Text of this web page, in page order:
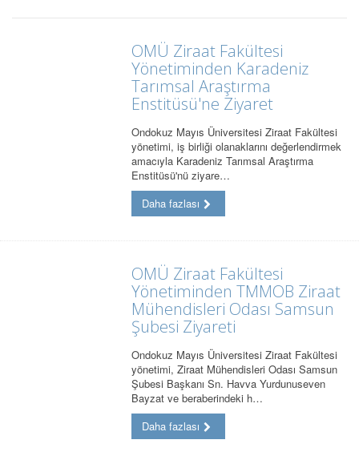
OMÜ Ziraat Fakültesi
Yönetiminden Karadeniz
Tarımsal Araştırma
Enstitüsü'ne Ziyaret
Ondokuz Mayıs Üniversitesi Ziraat Fakültesi
yönetimi, iş birliği olanaklarını değerlendirmek
amacıyla Karadeniz Tarımsal Araştırma
Enstitüsü'nü ziyare…
Daha fazlası
OMÜ Ziraat Fakültesi
Yönetiminden TMMOB Ziraat
Mühendisleri Odası Samsun
Şubesi Ziyareti
Ondokuz Mayıs Üniversitesi Ziraat Fakültesi
yönetimi, Ziraat Mühendisleri Odası Samsun
Şubesi Başkanı Sn. Havva Yurdunuseven
Bayzat ve beraberindeki h…
Daha fazlası